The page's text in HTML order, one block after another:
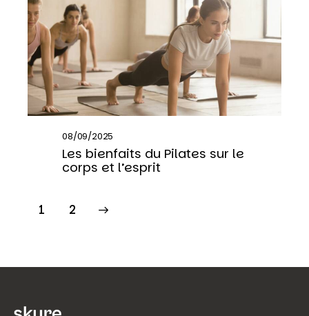
08/09/2025
Les bienfaits du Pilates sur le
corps et l’esprit
1 2